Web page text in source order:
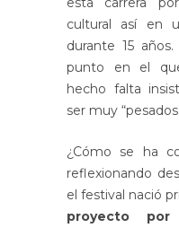
cultural así en
durante 15
punto en el
hecho falta
ser muy
¿Cómo se ha
reflexionando
el festival nació
proyecto